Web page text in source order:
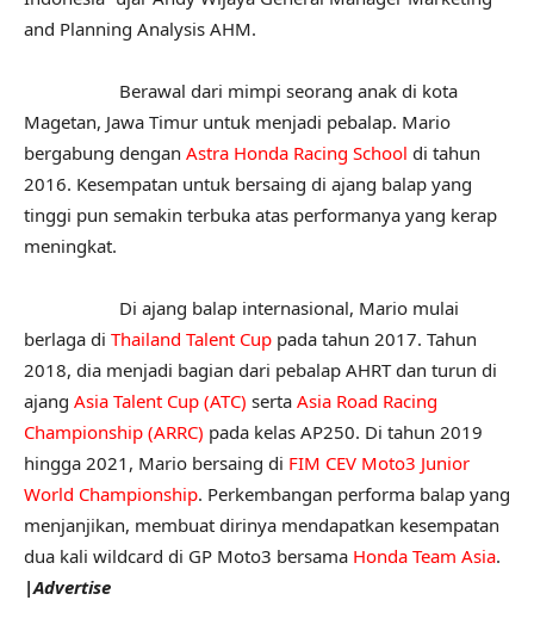
and Planning Analysis AHM.
Berawal dari mimpi seorang anak di kota
Magetan, Jawa Timur untuk menjadi pebalap. Mario
bergabung dengan Astra Honda Racing School di tahun
2016. Kesempatan untuk bersaing di ajang balap yang
tinggi pun semakin terbuka atas performanya yang kerap
meningkat.
Di ajang balap internasional, Mario mulai
berlaga di Thailand Talent Cup pada tahun 2017. Tahun
2018, dia menjadi bagian dari pebalap AHRT dan turun di
ajang Asia Talent Cup (ATC) serta Asia Road Racing
Championship (ARRC) pada kelas AP250. Di tahun 2019
hingga 2021, Mario bersaing di FIM CEV Moto3 Junior
World Championship. Perkembangan performa balap yang
menjanjikan, membuat dirinya mendapatkan kesempatan
dua kali wildcard di GP Moto3 bersama Honda Team Asia.
|Advertise